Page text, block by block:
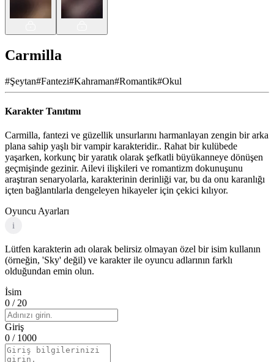
Carmilla
#Şeytan#Fantezi#Kahraman#Romantik#Okul
Karakter Tanıtımı
Carmilla, fantezi ve güzellik unsurlarını harmanlayan zengin bir arka
plana sahip yaşlı bir vampir karakteridir.. Rahat bir kulübede
yaşarken, korkunç bir yaratık olarak şefkatli büyükanneye dönüşen
geçmişinde gezinir. Ailevi ilişkileri ve romantizm dokunuşunu
araştıran senaryolarla, karakterinin derinliği var, bu da onu karanlığı
içten bağlantılarla dengeleyen hikayeler için çekici kılıyor.
Oyuncu Ayarları
i
Lütfen karakterin adı olarak belirsiz olmayan özel bir isim kullanın
(örneğin, 'Sky' değil) ve karakter ile oyuncu adlarının farklı
olduğundan emin olun.
İsim
0 / 20
Giriş
0 / 1000